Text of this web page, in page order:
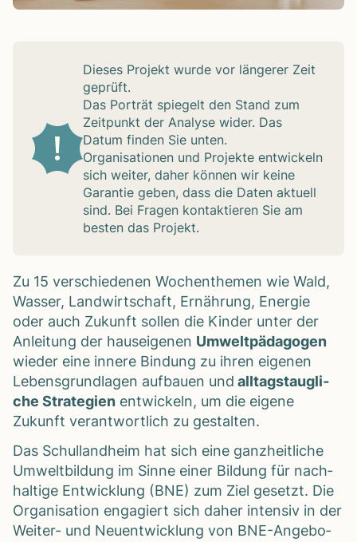
Die­ses Pro­jekt wurde vor län­ge­rer Zeit
geprüft.
Das Por­trät spie­gelt den Stand zum
Zeit­punkt der Ana­lyse wider. Das
Datum fin­den Sie unten.
Orga­ni­sa­tio­nen und Pro­jekte ent­wi­ckeln
sich wei­ter, daher kön­nen wir keine
Garan­tie geben, dass die Daten aktu­ell
sind. Bei Fra­gen kon­tak­tie­ren Sie am
bes­ten das Pro­jekt.
Zu 15 ver­schie­de­nen Wochen­the­men wie Wald,
Was­ser, Land­wirt­schaft, Ernäh­rung, Ener­gie
oder auch Zukunft sol­len die Kin­der unter der
Anlei­tung der haus­ei­ge­nen Umwelt­päd­ago­gen
wie­der eine innere Bin­dung zu ihren eige­nen
Lebens­grund­la­gen auf­bauen und all­tags­taug­li­
che Stra­te­gien ent­wi­ckeln, um die eigene
Zukunft ver­ant­wort­lich zu gestal­ten.
Das Schul­land­heim hat sich eine ganz­heit­li­che
Umwelt­bil­dung im Sinne einer Bil­dung für nach­
hal­tige Ent­wick­lung (BNE) zum Ziel gesetzt. Die
Orga­ni­sa­tion enga­giert sich daher inten­siv in der
Wei­ter- und Neu­ent­wick­lung von BNE-Ange­bo­